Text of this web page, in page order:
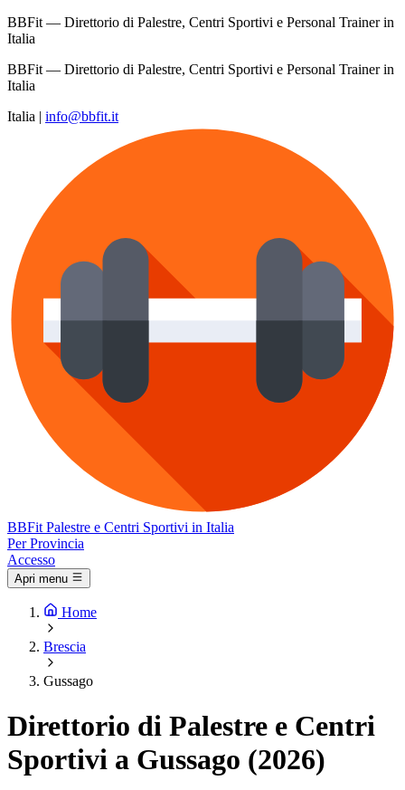
BBFit — Direttorio di Palestre, Centri Sportivi e Personal Trainer in
Italia
BBFit — Direttorio di Palestre, Centri Sportivi e Personal Trainer in
Italia
Italia | info@bbfit.it
BBFit Palestre e Centri Sportivi in Italia
Per Provincia
Accesso
Apri menu
Home
Brescia
Gussago
Direttorio di Palestre e Centri
Sportivi a Gussago (2026)